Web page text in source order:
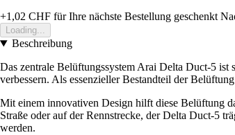
+1,02 CHF für Ihre nächste Bestellung geschenkt
Loading...
Beschreibung
Das zentrale Belüftungssystem Arai Delta Duct-5
verbessern. Als essenzieller Bestandteil der
Mit einem innovativen Design hilft diese Belüftung
Straße oder auf der Rennstrecke, der Delta Duct-5
werden.